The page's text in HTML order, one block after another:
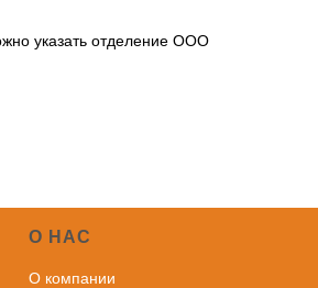
указать отделение ООО
О НАС
О компании